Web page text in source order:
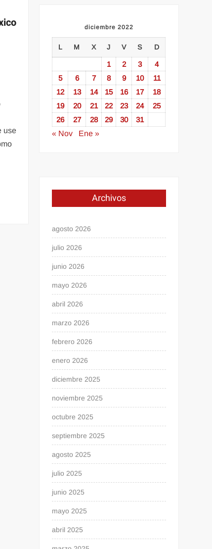
use
diciembre 2022
L M X J V S D
1 2 3
4
5
6 7 8 9 10
11
12
13 14 15 16 17
18
19
20 21 22 23 24
25
26
27 28 29 30
31
« Nov
Ene »
Archivos
agosto 2026
julio 2026
junio 2026
mayo 2026
abril 2026
marzo 2026
febrero 2026
enero 2026
diciembre 2025
noviembre 2025
octubre 2025
septiembre 2025
agosto 2025
julio 2025
junio 2025
mayo 2025
abril 2025